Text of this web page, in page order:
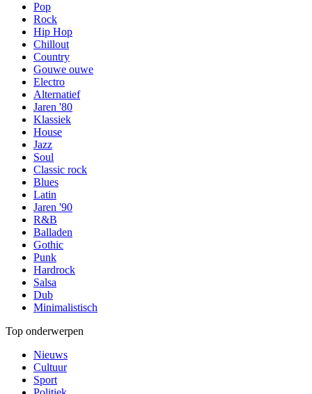
Pop
Rock
Hip Hop
Chillout
Country
Gouwe ouwe
Electro
Alternatief
Jaren '80
Klassiek
House
Jazz
Soul
Classic rock
Blues
Latin
Jaren '90
R&B
Balladen
Gothic
Punk
Hardrock
Salsa
Dub
Minimalistisch
Top onderwerpen
Nieuws
Cultuur
Sport